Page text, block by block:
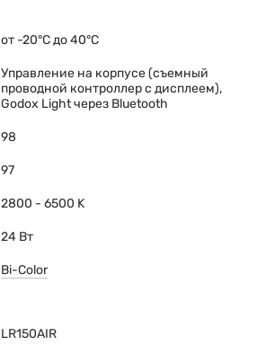
от -20°C до 40°C
Управление на корпусе (съемный
проводной контроллер с дисплеем),
Godox Light через Bluetooth
98
97
2800 - 6500 K
24 Вт
Bi-Color
LR150AIR